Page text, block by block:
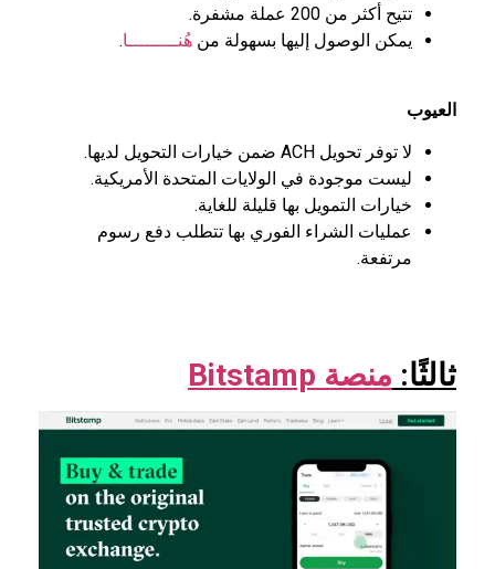
تتيح أكثر من 200 عملة مشفرة.
يمكن الوصول إليها بسهولة من هُنـــــــــا.
العيوب
لا توفر تحويل ACH ضمن خيارات التحويل لديها.
ليست موجودة في الولايات المتحدة الأمريكية.
خيارات التمويل بها قليلة للغاية.
عمليات الشراء الفوري بها تتطلب دفع رسوم
مرتفعة.
ثالثًا: منصة Bitstamp